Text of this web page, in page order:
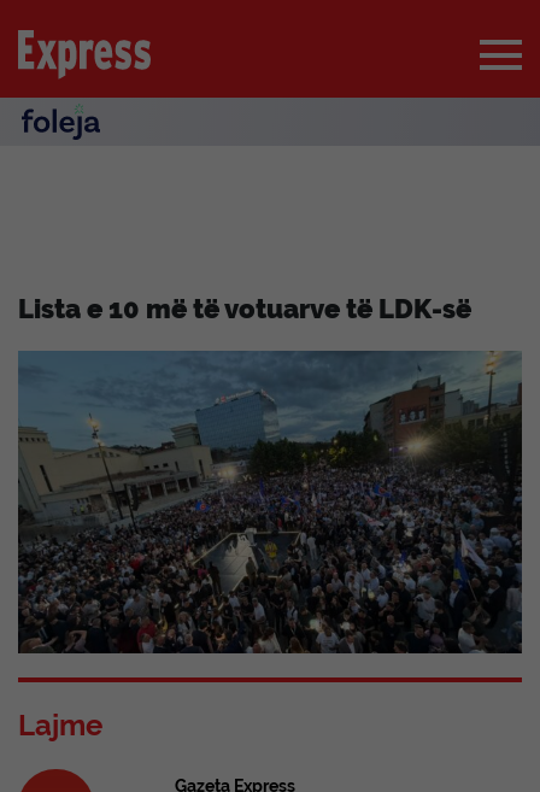
Lista e 10 më të votuarve të LDK-së
Lajme
Gazeta Express